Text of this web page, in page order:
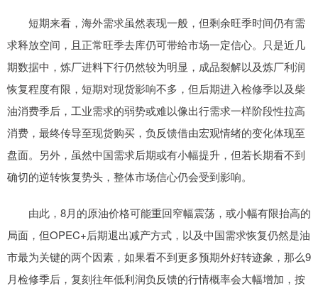
短期来看，海外需求虽然表现一般，但剩余旺季时间仍有需
求释放空间，且正常旺季去库仍可带给市场一定信心。只是近几
期数据中，炼厂进料下行仍然较为明显，成品裂解以及炼厂利润
恢复程度有限，短期对现货影响不多，但后期进入检修季以及柴
油消费季后，工业需求的弱势或难以像出行需求一样阶段性拉高
消费，最终传导至现货购买，负反馈借由宏观情绪的变化体现至
盘面。另外，虽然中国需求后期或有小幅提升，但若长期看不到
确切的逆转恢复势头，整体市场信心仍会受到影响。
由此，8月的原油价格可能重回窄幅震荡，或小幅有限抬高的
局面，但OPEC+后期退出减产方式，以及中国需求恢复仍然是油
市最为关键的两个因素，如果看不到更多预期外好转迹象，那么9
月检修季后，复刻往年低利润负反馈的行情概率会大幅增加，按